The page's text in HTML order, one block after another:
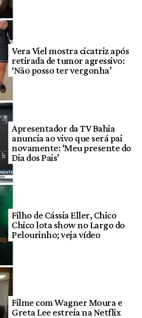
Vera Viel mostra cicatriz após
retirada de tumor agressivo:
‘Não posso ter vergonha’
Apresentador da TV Bahia
anuncia ao vivo que será pai
novamente: ‘Meu presente do
Dia dos Pais’
Filho de Cássia Eller, Chico
Chico lota show no Largo do
Pelourinho; veja vídeo
Filme com Wagner Moura e
Greta Lee estreia na Netflix